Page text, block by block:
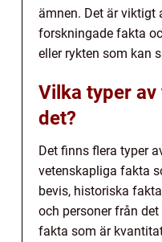
ämnen. Det är
forskningade fakta
eller rykten som kan
Vilka typer
det?
Det finns flera typer
vetenskapliga fakta
bevis, historiska
och personer från
fakta som är